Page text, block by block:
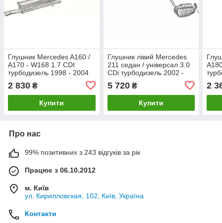
Глушник Mercedes A160 /
A170 - W168 1.7 CDI
турбодизель 1998 - 2004
2 830 ₴
Купити
Глушник лівий Mercedes
211 седан / універсал 3.0
CDi турбодизель 2002 -
5 720₴
Купити
2
Про нас
99% позитивних з 243 відгуків за рік
Працює з 06.10.2012
м. Київ
ул. Кирилловская, 102, Київ, Україна
Контакти